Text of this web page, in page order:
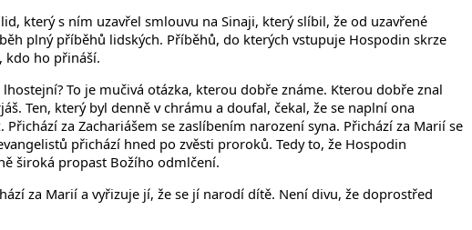
který s ním uzavřel smlouvu na Sinaji, který slíbil, že od uzavřené
plný příběhů lidských. Příběhů, do kterých vstupuje Hospodin skrze
kdo ho přináší.
To je mučivá otázka, kterou dobře známe. Kterou dobře znal
Ten, který byl denně v chrámu a doufal, čekal, že se naplní ona
za Zachariášem se zaslíbením narození syna. Přichází za Marií se
přichází hned po zvěsti proroků. Tedy to, že Hospodin
široká propast Božího odmlčení.
za Marií a vyřizuje jí, že se jí narodí dítě. Není divu, že doprostřed